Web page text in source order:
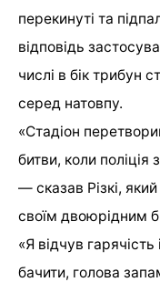
перекинуті та
відповідь
числі в бік трибун
серед натовпу.
«Стадіон
битви, коли поліція
— сказав Різкі,
своїм двоюрідним
«Я відчув гарячість
бачити, голова